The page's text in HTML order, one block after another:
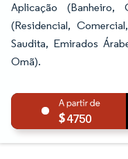
Aplicação
(Residencial,
Saudita, Emirados
Omã).
4750